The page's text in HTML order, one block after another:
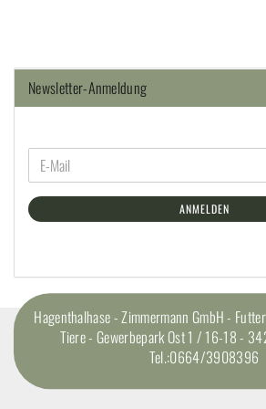
Newsletter-Anmeldung
ANMELDEN
Hagenthalhase - Zimmermann GmbH -
Tiere - Gewerbepark Ost 1 / 16-18 -
Tel.:0664/3908396